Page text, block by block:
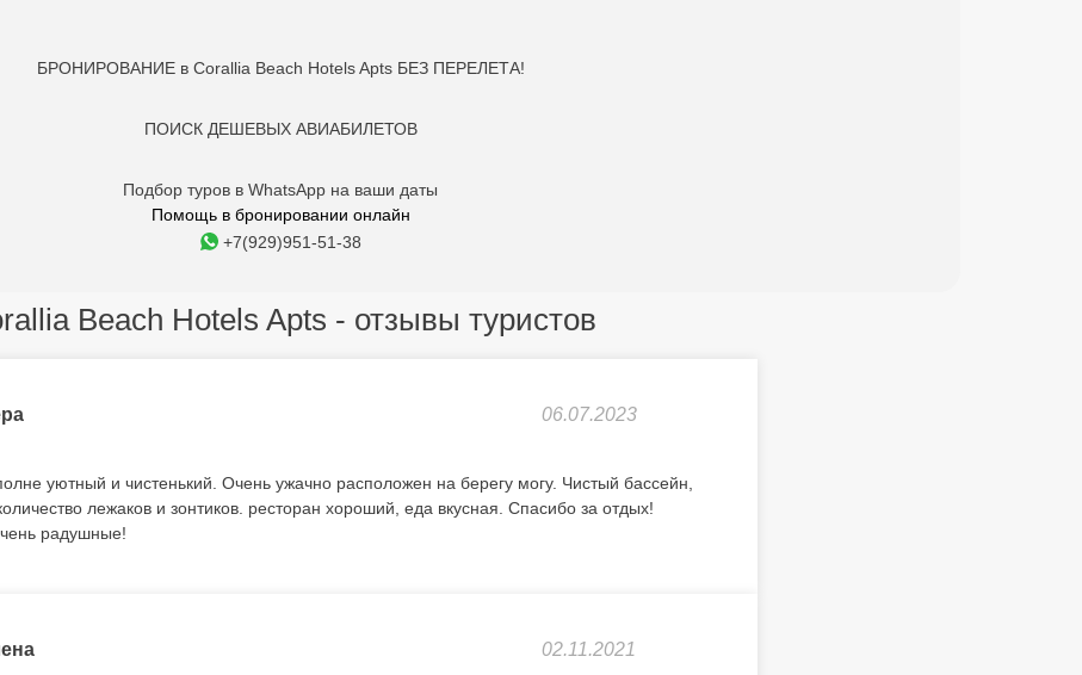
БРОНИРОВАНИЕ в Corallia Beach Hotels Apts БЕЗ ПЕРЕЛЕТА!
ПОИСК ДЕШЕВЫХ АВИАБИЛЕТОВ
Подбор туров в WhatsApp на ваши даты
Помощь в бронировании онлайн
+7(929)951-51-38
Beach Hotels Apts - отзывы туристов
06.07.2023
уютный и чистенький. Очень ужачно расположен на берегу могу. Чистый бассейн,
лежаков и зонтиков. ресторан хороший, еда вкусная. Спасибо за отдых!
радушные!
02.11.2021